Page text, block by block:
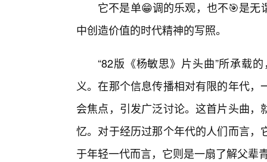
它不是单😁调的乐观，也不🎯是
中创造价值的时代精神的写照。
“82版《杨敏思》片头曲”所承载
义。在那个信息传播相对有限的年代
会焦点，引发广泛讨论。这首片头曲
忆。对于经历过那个年代的人们而言
于年轻一代而言，它则是一扇了解父辈